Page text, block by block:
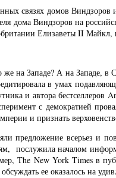
связях домов
дома Виндзоров на
Елизаветы II
на Западе? А на Западе,
в умах
и автора
с демократией
и признать
предложение всерьез и
послужила началом
The New York Times в
ее оказалось на